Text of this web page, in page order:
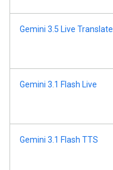
Gemini 3.5 Live Translate
Gemini 3.1 Flash Live
Gemini 3.1 Flash TTS